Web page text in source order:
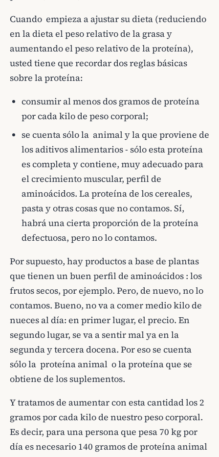
Cuando empieza a ajustar su dieta (reduciendo
en la dieta el peso relativo de la grasa y
aumentando el peso relativo de la proteína),
usted tiene que recordar dos reglas básicas
sobre la proteína:
consumir al menos dos gramos de proteína
por cada kilo de peso corporal;
se cuenta sólo la animal y la que proviene de
los aditivos alimentarios - sólo esta proteína
es completa y contiene, muy adecuado para
el crecimiento muscular, perfil de
aminoácidos. La proteína de los cereales,
pasta y otras cosas que no contamos. Sí,
habrá una cierta proporción de la proteína
defectuosa, pero no lo contamos.
Por supuesto, hay productos a base de plantas
que tienen un buen perfil de aminoácidos : los
frutos secos, por ejemplo. Pero, de nuevo, no lo
contamos. Bueno, no va a comer medio kilo de
nueces al día: en primer lugar, el precio. En
segundo lugar, se va a sentir mal ya en la
segunda y tercera docena. Por eso se cuenta
sólo la proteína animal o la proteína que se
obtiene de los suplementos.
Y tratamos de aumentar con esta cantidad los 2
gramos por cada kilo de nuestro peso corporal.
Es decir, para una persona que pesa 70 kg por
día es necesario 140 gramos de proteína animal